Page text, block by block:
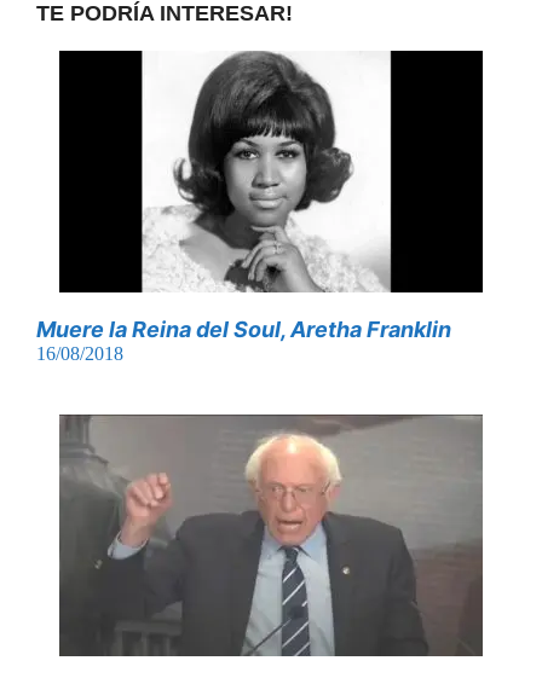
TE PODRÍA INTERESAR!
Muere la Reina del Soul, Aretha Franklin
16/08/2018